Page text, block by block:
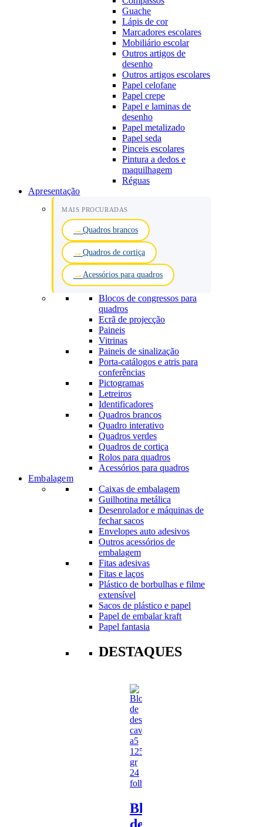
Guache
Lápis de cor
Marcadores escolares
Mobiliário escolar
Outros artigos de
desenho
Outros artigos escolares
Papel celofane
Papel crepe
Papel e laminas de
desenho
Papel metalizado
Papel seda
Pinceis escolares
Pintura a dedos e
maquilhagem
Réguas
Apresentação
MAIS PROCURADAS
Quadros brancos
Quadros de cortiça
Acessórios para quadros
Blocos de congressos para
quadros
Ecrã de projecção
Paineis
Vitrinas
Paineis de sinalização
Porta-catálogos e atris para
conferências
Pictogramas
Letreiros
Identificadores
Quadros brancos
Quadro interativo
Quadros verdes
Quadros de cortiça
Rolos para quadros
Acessórios para quadros
Embalagem
Caixas de embalagem
Guilhotina metálica
Desenrolador e máquinas de
fechar sacos
Envelopes auto adesivos
Outros acessórios de
embalagem
Fitas adesivas
Fitas e laços
Plástico de borbulhas e filme
extensível
Sacos de plástico e papel
Papel de embalar kraft
Papel fantasia
DESTAQUES
Bloco
de